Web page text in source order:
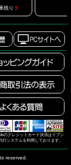
残り 5
のクレジットカード決済はイプシ
行システムを利用しております。
reserved.